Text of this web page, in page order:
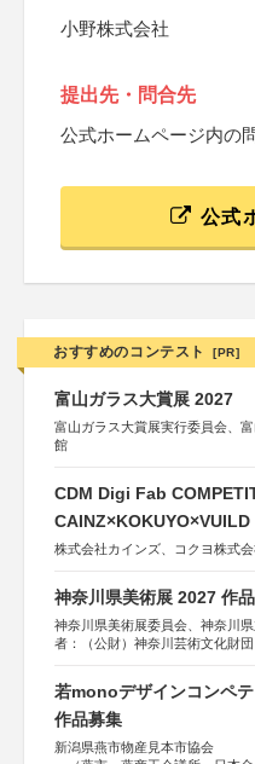
小野株式会社
提出先・問合先
公式ホームページ内の
公式
おすすめのコンテスト [PR]
富山ガラス大賞展 2027
富山ガラス大賞展実行委員会、
館
CDM Digi Fab
CAINZ×KOKUYO×VUILD
株式会社カインズ、コクヨ株式
神奈川県美術展 2027 作
神奈川県美術展委員会、神奈川
者：（公財）神奈川芸術文化財
若monoデザインコンペ
作品募集
新潟県燕市物産見本市協会